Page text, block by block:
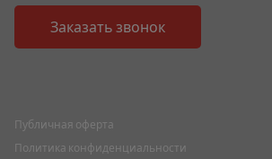
Заказать звонок
Публичная оферта
Политика конфиденциальности